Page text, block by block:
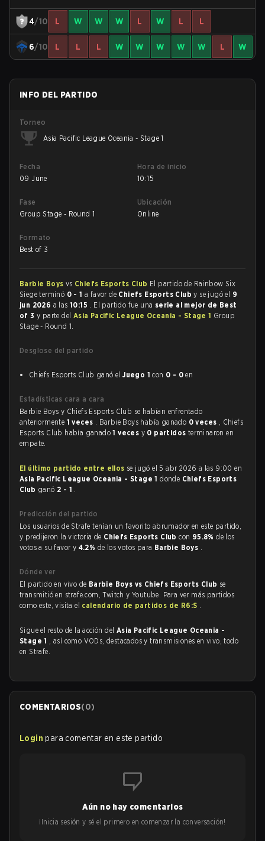
4/10 L W W W L W L L
6/10 L L L W W W W W L W
INFO DEL PARTIDO
Torneo
Asia Pacific League Oceania - Stage 1
Fecha
09 June
Hora de inicio
10:15
Fase
Group Stage - Round 1
Ubicación
Online
Formato
Best of 3
Barbie Boys vs Chiefs Esports Club El partido de Rainbow Six
Siege terminó 0 - 1 a favor de Chiefs Esports Cluby se jugó el 9
jun 2026 a las10:15 . El partido fue una serie al mejor de Best
of 3 y parte del Asia Pacific League Oceania - Stage 1 Group
Stage - Round 1.
Desglose del partido
Chiefs Esports Club ganó elJuego 1 con 0 - 0 en
Estadísticas cara a cara
Barbie Boys y Chiefs Esports Club se habían enfrentado
anteriormente 1 veces . Barbie Boys había ganado 0 veces , Chiefs
Esports Club había ganado1 veces y 0 partidos terminaron en
empate.
El último partido entre ellos se jugó el 5 abr 2026 a las 9:00 en
Asia Pacific League Oceania - Stage 1donde Chiefs Esports
Club ganó 2 - 1 .
Predicción del partido
Los usuarios de Strafe tenían un favorito abrumador en este partido,
y predijeron la victoria de Chiefs Esports Clubcon 95.8%de los
votos a su favor y 4.2% de los votos para Barbie Boys .
Dónde ver
El partido en vivo de Barbie Boys vs Chiefs Esports Club se
transmitió en strafe.com, Twitch y Youtube. Para ver más partidos
como este, visita el calendario de partidos de R6:S .
Sigue el resto de la acción del Asia Pacific League Oceania -
Stage 1 , así como VODs, destacados y transmisiones en vivo, todo
en Strafe.
COMENTARIOS(0)
Login para comentar en este partido
Aún no hay comentarios
¡Inicia sesión y sé el primero en comenzar la conversación!